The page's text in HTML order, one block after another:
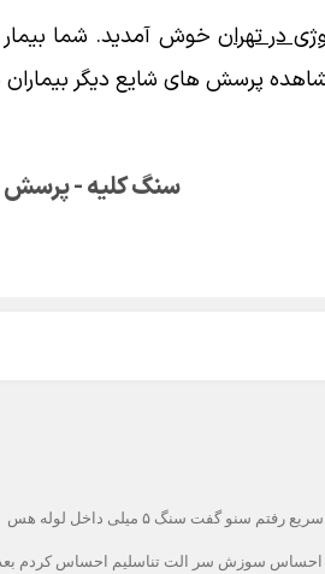
در تهران خوش آمدید. شما بیمار
پرسش های شایع دیگر بیماران
سنگ کلیه - پرسش 14827
گفت سنگ ۵ میلی داخل لوله هس
یک لحظه احساس سوزش سر الت تناسلیم احساس